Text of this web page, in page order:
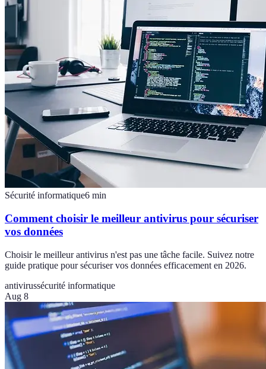
Sécurité informatique6 min
Comment choisir le meilleur antivirus pour sécuriser
vos données
Choisir le meilleur antivirus n'est pas une tâche facile. Suivez notre
guide pratique pour sécuriser vos données efficacement en 2026.
antivirussécurité informatique
Aug 8